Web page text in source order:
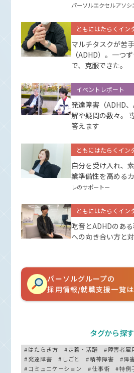
パーソルエクセルアソシ
ともにはたらくイン
マルチタスクが苦
（ADHD）。一つ
で、克服できた。
イベントレポート
発達障害（ADHD
解や疑問の数々。
答えます
ともにはたらくイン
自分を受け入れ、
業準備性を高める
レのサポートー
ともにはたらくイン
吃音とADHDのあ
への向き合い方と
パーソルグループの
採用情報/就職支援一覧
タグから探す
はたらき方 定着・活躍 障害者雇
発達障害
しごと 精神障害
障
コミュニケーション
仕事術 特例